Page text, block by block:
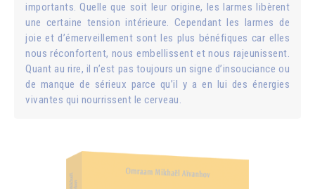
importants. Quelle que soit leur origine, les larmes libèrent
une certaine tension intérieure. Cependant les larmes de
joie et d’émerveillement sont les plus bénéfiques car elles
nous réconfortent, nous embellissent et nous rajeunissent.
Quant au rire, il n’est pas toujours un signe d’insouciance ou
de manque de sérieux parce qu’il y a en lui des énergies
vivantes qui nourrissent le cerveau.